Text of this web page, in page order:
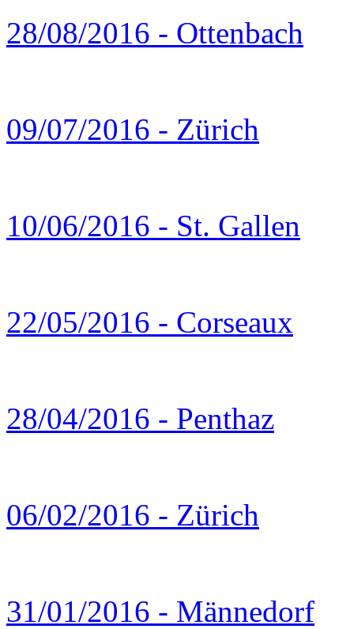
28/08/2016 - Ottenbach
09/07/2016 - Zürich
10/06/2016 - St. Gallen
22/05/2016 - Corseaux
28/04/2016 - Penthaz
06/02/2016 - Zürich
31/01/2016 - Männedorf